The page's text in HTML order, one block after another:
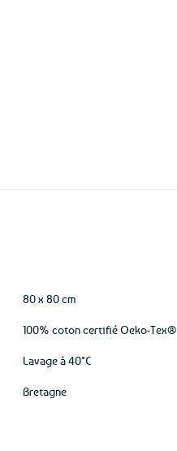
80 x 80 cm
100% coton certifié Oeko-Tex®
Lavage à 40°C
Bretagne